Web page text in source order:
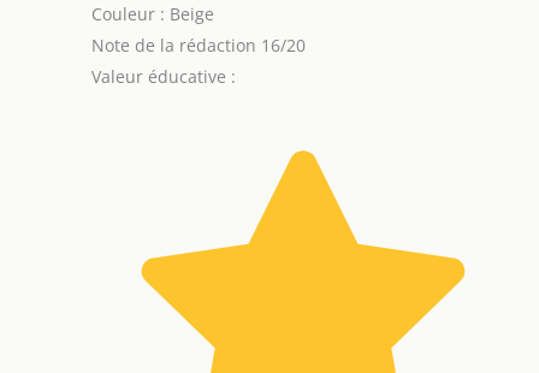
Couleur : Beige
Note de la rédaction 16/20
Valeur éducative :